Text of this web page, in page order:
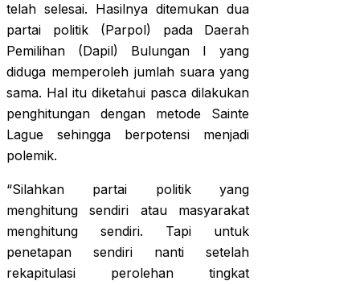
telah selesai. Hasilnya ditemukan dua
partai politik (Parpol) pada Daerah
Pemilihan (Dapil) Bulungan I yang
diduga memperoleh jumlah suara yang
sama. Hal itu diketahui pasca dilakukan
penghitungan dengan metode Sainte
Lague sehingga berpotensi menjadi
polemik.
“Silahkan partai politik yang
menghitung sendiri atau masyarakat
menghitung sendiri. Tapi untuk
penetapan sendiri nanti setelah
rekapitulasi perolehan tingkat